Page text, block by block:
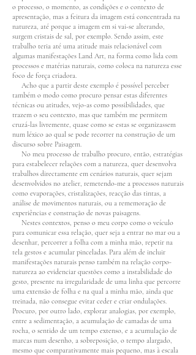
o processo, o momento, as condições e o contexto de
apresentação, mas a feitura da imagem está concentrada na
natureza, até porque a imagem em si vai-se alterando,
surgem cristais de sal, por exemplo. Sendo assim, este
trabalho teria até uma atitude mais relacionável com
algumas manifestações Land Art, na forma como lida com
processos e matérias naturais, como coloca na natureza esse
foco de força criadora.
Acho que a partir deste exemplo é possível perceber
também o modo como procuro pensar estas diferentes
técnicas ou atitudes, vejo-as como possibilidades, que
trazem o seu contexto, mas que também me permitem
cruzá-las livremente, quase como se estas se organizassem
num léxico ao qual se pode recorrer na construção de um
discurso sobre Paisagem.
No meu processo de trabalho procuro, então, estratégias
para estabelecer relações com a natureza, quer desenvolva
trabalhos directamente em cenários naturais, quer sejam
desenvolvidos no atelier, remetendo-me a processos naturais
como evaporações, cristalizações, reacção das tintas, a
análise de movimentos naturais, ou a rememoração de
experiências e construção de novas paisagens.
Nestes contextos, penso o meu corpo como o veículo
para comunicar essa relação, quer seja a entrar no mar ou a
desenhar, percorrer a folha com a minha mão, repetir na
tela gestos e acumular pinceladas. Para além de incluir
manifestações naturais penso também na relação corpo-
natureza ao evidenciar questões como a instabilidade do
gesto, presente na irregularidade de uma linha que percorre
uma extensão de folha e na qual a minha mão, ainda que
treinada, não consegue evitar ceder e criar ondulações.
Procuro, por outro lado, explorar analogias, por exemplo,
entre a sedimentação, a acumulação de camadas de uma
rocha, o sentido de um tempo extenso, e a acumulação de
marcas num desenho, a sobreposição, o tempo alargado,
mesmo que comparativamente mais pequeno, mas à escala